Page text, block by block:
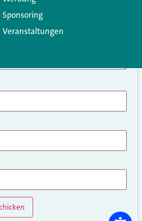
Sponsoring
Veranstaltungen